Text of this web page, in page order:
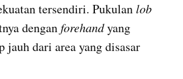
tersendiri. Pukulan lob
dengan forehand yang